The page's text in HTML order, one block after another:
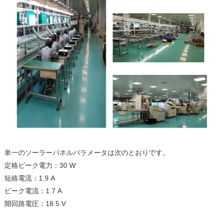
単一のソーラーパネルパラメータは次のとおりです。
定格ピーク電力：30 W
短絡電流：1.9 A
ピーク電流：1.7 A
開回路電圧：18.5 V